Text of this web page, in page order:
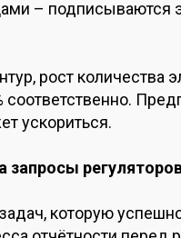
– подписываются
рост количества
соответственно.
ускориться.
запросы
которую